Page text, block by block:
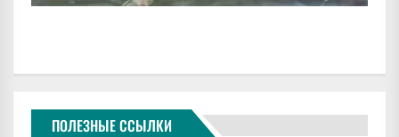
ПОЛЕЗНЫЕ ССЫЛКИ